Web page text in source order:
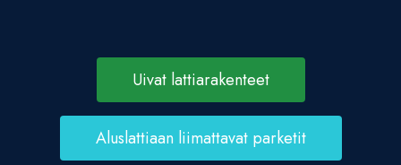
Uivat lattiarakenteet
Aluslattiaan liimattavat parketit